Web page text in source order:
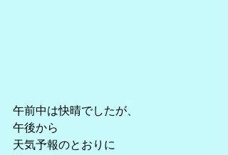
午前中は快晴でしたが、
午後から
天気予報のとおりに